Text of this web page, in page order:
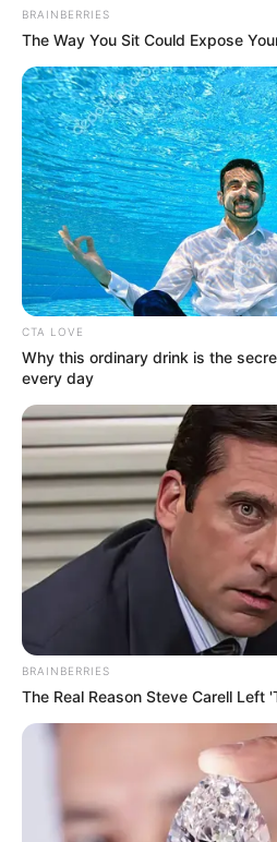
Τα οχήματα πρέπει να έχουν
έχει χιόνια μιας και πυκνή
περιοχή – Φωτό
Το στοίχημα της περιοχής
Σαββατοκύριακο, να
και αρκετοί επισκέπτες
τον χειμώνα.
Χιόνια στα ορεινά της
BRAINBERRIES
The Way You Sit Could Expose
CTA LOVE
Why this ordinary drink is the
every day
BRAINBERRIES
The Real Reason Steve Carell Left